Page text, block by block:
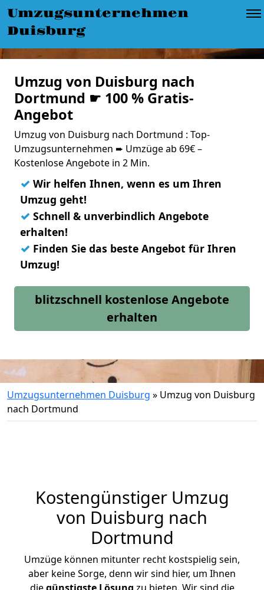
Umzugsunternehmen
Duisburg
Umzug von Duisburg nach
Dortmund ☛ 100 % Gratis-
Angebot
Umzug von Duisburg nach Dortmund : Top-
Umzugsunternehmen ➨ Umzüge ab 69€ –
Kostenlose Angebote in 2 Min.
✓ Wir helfen Ihnen, wenn es um Ihren
Umzug geht!
✓ Schnell & unverbindlich Angebote
erhalten!
✓ Finden Sie das beste Angebot für Ihren
Umzug!
blitzschnell kostenlose Angebote
erhalten
Umzugsunternehmen Duisburg » Umzug von Duisburg
nach Dortmund
Kostengünstiger Umzug
von Duisburg nach
Dortmund
Umzüge können mitunter recht kostspielig sein,
aber keine Sorge, denn wir sind hier, um Ihnen